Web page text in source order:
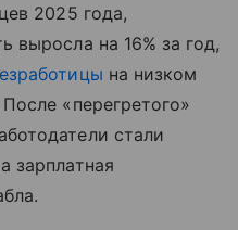
2025 года,
выросла на 16% за год,
на низком
«перегретого»
стали
зарплатная